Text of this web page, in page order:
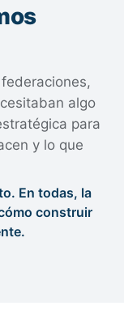
algo
para
y lo que
En todas, la
construir